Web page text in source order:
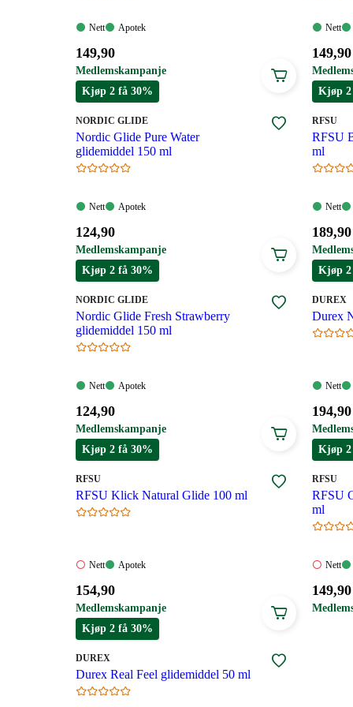
Nett:
Nett
Apotek:
Apotek
Pris:
149,90
kroner.
149,90
Medlemskampanje
Nett:
Nett
Pris:
149,90
149,90
Kjøp 2 få 30%
MERKE:
NORDIC GLIDE
Nordic Glide Pure Water
glidemiddel 150 ml
Nett:
Nett
Apotek:
Apotek
Pris:
124,90
kroner.
124,90
Medlemskampanje
Kjøp 2
MERKE
RFSU
RFSU
ml
Nett:
Nett
Pris:
189,90
189,90
Kjøp 2 få 30%
MERKE:
NORDIC GLIDE
Nordic Glide Fresh Strawberry
glidemiddel 150 ml
Nett:
Nett
Apotek:
Apotek
Pris:
124,90
kroner.
124,90
Medlemskampanje
Kjøp 2
MERKE
DUREX
Durex
Nett:
Nett
Pris:
194,90
194,90
Kjøp 2 få 30%
MERKE
RFSU
RFSU Klick Natural Glide 100 ml
Nett:
tilgjengelig
Nett
Apotek:
Apotek
Pris:
154,90
kroner.
154,90
Medlemskampanje
Kjøp 2
MERKE
RFSU
RFSU
ml
Nett:
Nett
Pris:
149,90
149,90
Kjøp 2 få 30%
MERKE
DUREX
Durex Real Feel glidemiddel 50 ml